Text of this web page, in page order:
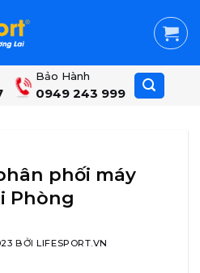
Bảo Hành
0949 243 999
phối máy
Phòng
BỞILIFESPORT.VN